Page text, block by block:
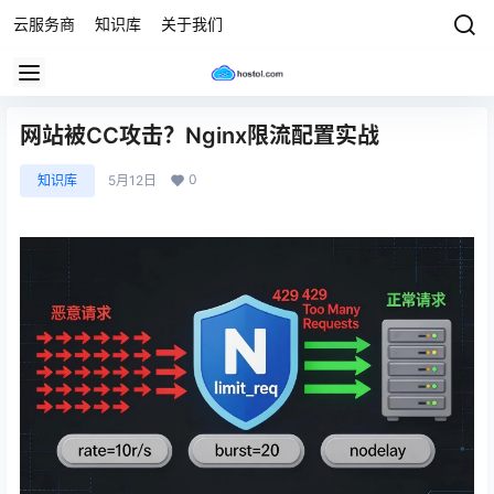
云服务商 知识库 关于我们
网站被CC攻击？Nginx限流配置实战
知识库 5月12日 0